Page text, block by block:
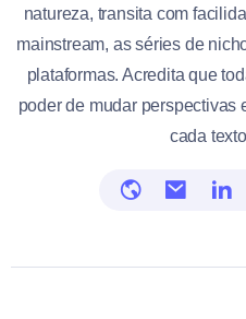
natureza, transita com
mainstream, as séries de
plataformas. Acredita que
poder de mudar perspectivas
cada